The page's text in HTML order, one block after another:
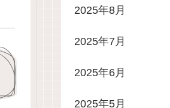
2025年8月
2025年7月
2025年6月
2025年5月